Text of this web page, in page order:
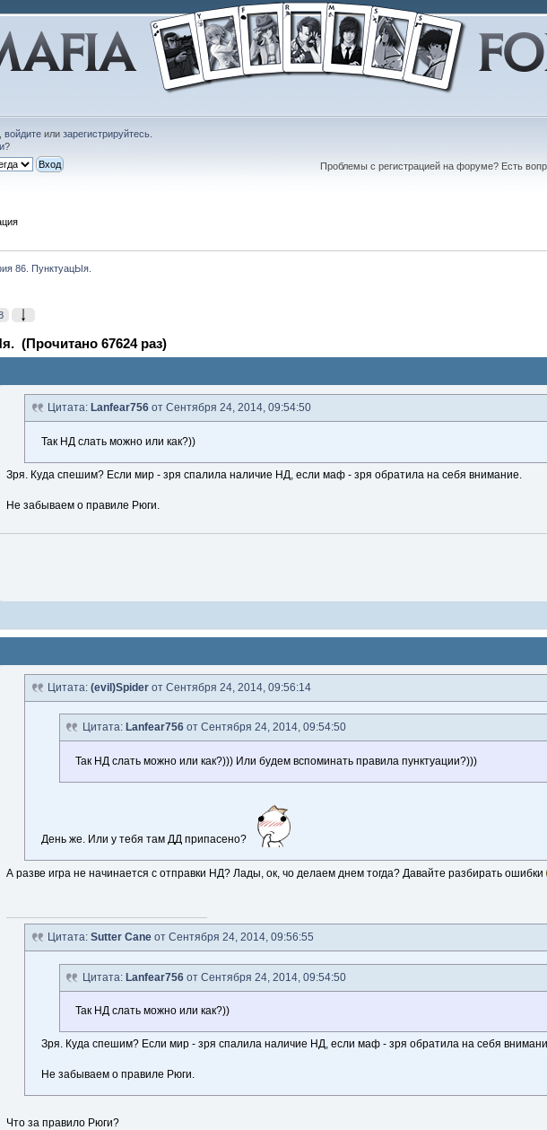
войдите илизарегистрируйтесь
?
Проблемы с регистрацией на форуме? Есть
86. ПунктуацЫя.
(Прочитано 67624 раз)
Цитата: Lanfear756 от Сентября 24, 2014, 09:54:50
Так НД слать можно или как?))
Зря. Куда спешим? Если мир - зря спалила наличие НД, если маф - зря обратила на себя внимание.
Не забываем о правиле Рюги.
Цитата:(evil)Spider от Сентября 24, 2014, 09:56:14
Цитата: Lanfear756от Сентября 24, 2014, 09:54:50
Так НД слать можно или как?))) Или будем вспоминать правила пунктуации?)))
День же. Или у тебя там ДД припасено?
А разве игра не начинается с отправки НД? Лады, ок, чо делаем днем тогда? Давайте разбирать ошибки
Цитата:Sutter Cane от Сентября 24, 2014, 09:56:55
Цитата: Lanfear756от Сентября 24, 2014, 09:54:50
Так НД слать можно или как?))
Зря. Куда спешим? Если мир - зря спалила наличие НД, если маф - зря обратила на себя
Не забываем о правиле Рюги.
Что за правило Рюги?